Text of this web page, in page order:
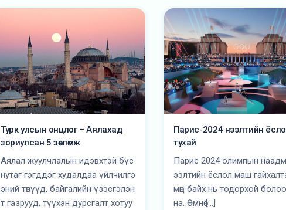
Турк улсын онцлог – Аялахад
зориулсан 5 зөвлөмж
Аялал жуулчлалын идэвхтэй бүс
нутаг гэгддэг худалдаа үйлчилгэ
эний төвүүд, байгалийн үзэсгэлэн
т газрууд, түүхэн дурсгалт хотуу
Парис-2024 нээлтийн
тухай
Парис 2024 олимпын
ээлтийн ёслол маш
мөц байх нь тодорхой
на. Өмнө […]